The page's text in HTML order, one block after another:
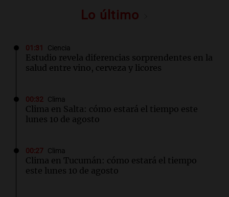
Lo último
01:31 Ciencia
Estudio revela diferencias sorprendentes en la
salud entre vino, cerveza y licores
00:32 Clima
Clima en Salta: cómo estará el tiempo este
lunes 10 de agosto
00:27 Clima
Clima en Tucumán: cómo estará el tiempo
este lunes 10 de agosto